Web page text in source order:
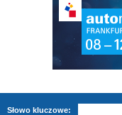
Słowo kluczowe: